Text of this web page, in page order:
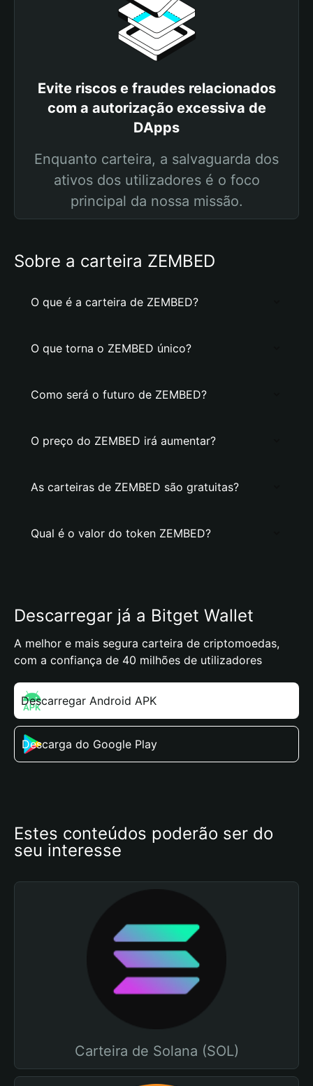
Evite riscos e fraudes relacionados
com a autorização excessiva de
DApps
Enquanto carteira, a salvaguarda dos
ativos dos utilizadores é o foco
principal da nossa missão.
Sobre a carteira ZEMBED
O que é a carteira de ZEMBED?
O que torna o ZEMBED único?
Como será o futuro de ZEMBED?
O preço do ZEMBED irá aumentar?
As carteiras de ZEMBED são gratuitas?
Qual é o valor do token ZEMBED?
Descarregar já a Bitget Wallet
A melhor e mais segura carteira de criptomoedas,
com a confiança de 40 milhões de utilizadores
Descarregar Android APK
Descarga do Google Play
Estes conteúdos poderão ser do
seu interesse
Carteira de Solana (SOL)